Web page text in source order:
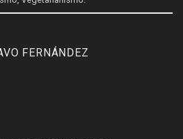
FERNÁNDEZ